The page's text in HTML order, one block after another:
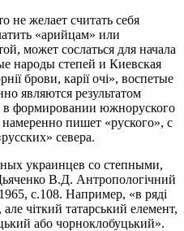
желает считать себя
«арийцам» или
может сослаться для начала
народы степей и Киевская
брови, карії очі», воспетые
являются результатом
в формировании южноруского
намеренно пишет «руского», с
севера.
украинцев со степными,
В.Д. Антропологічний
с.108. Например, «в ряді
але чіткий татарський елемент,
або чорноклобуцький».